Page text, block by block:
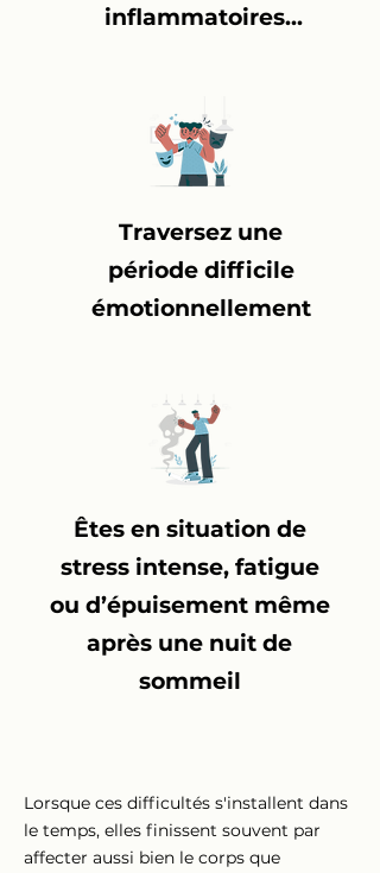
inflammatoires...
Traversez une
période difficile
émotionnellement
Êtes en situation de
stress intense, fatigue
ou d’épuisement même
après une nuit de
sommeil
Lorsque ces difficultés s'installent dans
le temps, elles finissent souvent par
affecter aussi bien le corps que